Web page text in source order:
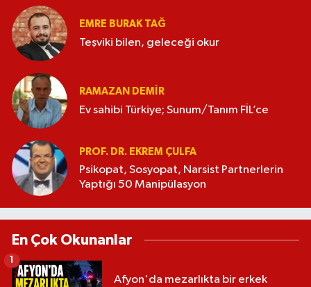
EMRE BURAK TAĞ
Teşviki bilen, geleceği okur
RAMAZAN DEMİR
Ev sahibi Türkiye; Sunum/Tanım FİL’ce
PROF. DR. EKREM ÇULFA
Psikopat, Sosyopat, Narsist Partnerlerin
Yaptığı 50 Manipülasyon
En Çok Okunanlar
Afyon'da mezarlıkta bir erkek
1